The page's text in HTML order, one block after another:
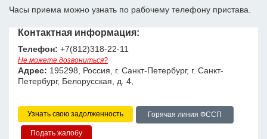
Часы приема можно узнать по рабочему телефону пристава.
Контактная информация:
Телефон: +7(812)318-22-11
Не можете дозвониться?
Адрес: 195298, Россия, г. Санкт-Петербург, г. Санкт-
Петербург, Белорусская, д. 4,
Узнать свою задолженность Горячая линия ФССП